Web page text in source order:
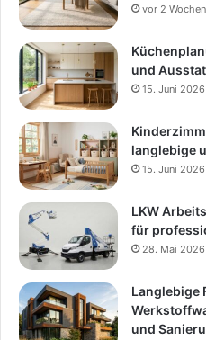
vor 2 Wochen
und
15. Juni 2026
langlebige
15. Juni 2026
LKW
für
28. Mai 2026
Langlebige
und